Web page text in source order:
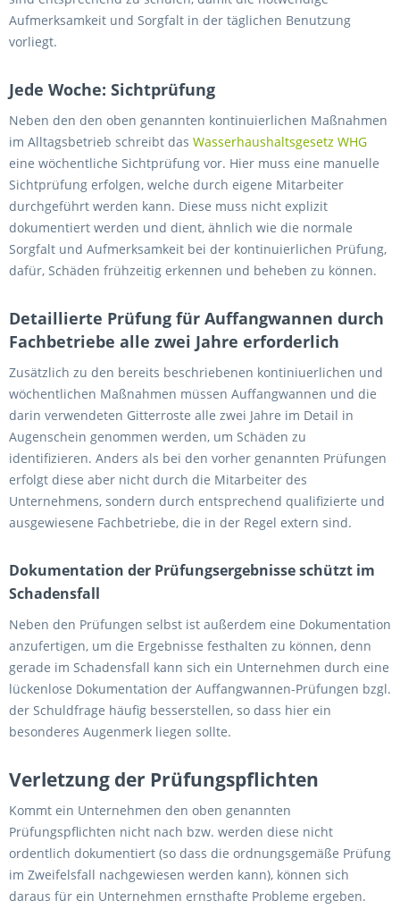
Aufmerksamkeit und Sorgfalt in der täglichen Benutzung
vorliegt.
Jede Woche: Sichtprüfung
Neben den den oben genannten kontinuierlichen Maßnahmen
im Alltagsbetrieb schreibt das Wasserhaushaltsgesetz WHG
eine wöchentliche Sichtprüfung vor. Hier muss eine manuelle
Sichtprüfung erfolgen, welche durch eigene Mitarbeiter
durchgeführt werden kann. Diese muss nicht explizit
dokumentiert werden und dient, ähnlich wie die normale
Sorgfalt und Aufmerksamkeit bei der kontinuierlichen Prüfung,
dafür, Schäden frühzeitig erkennen und beheben zu können.
Detaillierte Prüfung für Auffangwannen durch
Fachbetriebe alle zwei Jahre erforderlich
Zusätzlich zu den bereits beschriebenen kontiniuerlichen und
wöchentlichen Maßnahmen müssen Auffangwannen und die
darin verwendeten Gitterroste alle zwei Jahre im Detail in
Augenschein genommen werden, um Schäden zu
identifizieren. Anders als bei den vorher genannten Prüfungen
erfolgt diese aber nicht durch die Mitarbeiter des
Unternehmens, sondern durch entsprechend qualifizierte und
ausgewiesene Fachbetriebe, die in der Regel extern sind.
Dokumentation der Prüfungsergebnisse schützt im
Schadensfall
Neben den Prüfungen selbst ist außerdem eine Dokumentation
anzufertigen, um die Ergebnisse festhalten zu können, denn
gerade im Schadensfall kann sich ein Unternehmen durch eine
lückenlose Dokumentation der Auffangwannen-Prüfungen bzgl.
der Schuldfrage häufig besserstellen, so dass hier ein
besonderes Augenmerk liegen sollte.
Verletzung der Prüfungspflichten
Kommt ein Unternehmen den oben genannten
Prüfungspflichten nicht nach bzw. werden diese nicht
ordentlich dokumentiert (so dass die ordnungsgemäße Prüfung
im Zweifelsfall nachgewiesen werden kann), können sich
daraus für ein Unternehmen ernsthafte Probleme ergeben.